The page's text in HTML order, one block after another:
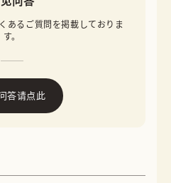
あるご質問を掲載しておりま
す。
答请点此